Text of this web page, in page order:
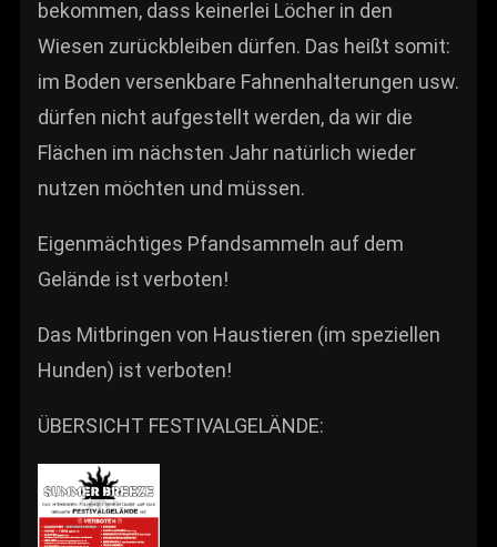
bekommen, dass keinerlei Löcher in den
Wiesen zurückbleiben dürfen. Das heißt somit:
im Boden versenkbare Fahnenhalterungen usw.
dürfen nicht aufgestellt werden, da wir die
Flächen im nächsten Jahr natürlich wieder
nutzen möchten und müssen.
Eigenmächtiges Pfandsammeln auf dem
Gelände ist verboten!
Das Mitbringen von Haustieren (im speziellen
Hunden) ist verboten!
ÜBERSICHT FESTIVALGELÄNDE: